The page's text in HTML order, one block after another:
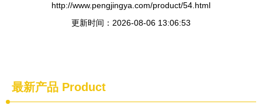
http://www.pengjingya.com/product/54.html
更新时间：2026-08-06 13:06:53
最新产品 Product